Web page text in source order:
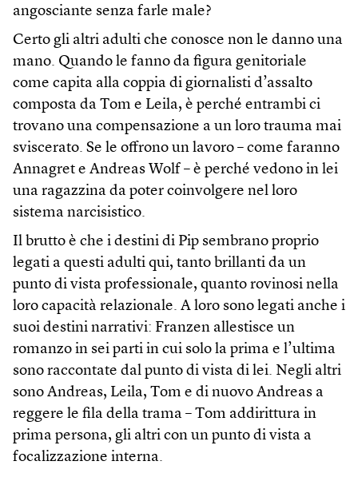
angosciante senza farle male?
Certo gli altri adulti che conosce non le danno una
mano. Quando le fanno da figura genitoriale
come capita alla coppia di giornalisti d’assalto
composta da Tom e Leila, è perché entrambi ci
trovano una compensazione a un loro trauma mai
sviscerato. Se le offrono un lavoro – come faranno
Annagret e Andreas Wolf – è perché vedono in lei
una ragazzina da poter coinvolgere nel loro
sistema narcisistico.
Il brutto è che i destini di Pip sembrano proprio
legati a questi adulti qui, tanto brillanti da un
punto di vista professionale, quanto rovinosi nella
loro capacità relazionale. A loro sono legati anche i
suoi destini narrativi: Franzen allestisce un
romanzo in sei parti in cui solo la prima e l’ultima
sono raccontate dal punto di vista di lei. Negli altri
sono Andreas, Leila, Tom e di nuovo Andreas a
reggere le fila della trama – Tom addirittura in
prima persona, gli altri con un punto di vista a
focalizzazione interna.